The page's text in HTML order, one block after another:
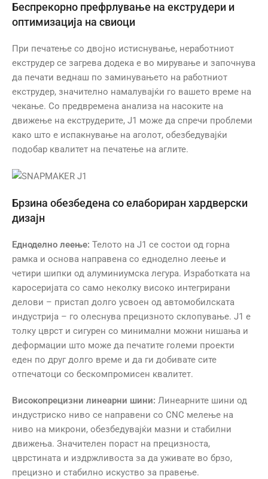
Беспрекорно префрлување на екструдери и
оптимизација на свиоци
При печатење со двојно истиснување, неработниот
екструдер се загрева додека е во мирување и започнува
да печати веднаш по заминувањето на работниот
екструдер, значително намалувајќи го вашето време на
чекање. Со предвремена анализа на насоките на
движење на екструдерите, J1 може да спречи проблеми
како што е испакнување на аголот, обезбедувајќи
подобар квалитет на печатење на аглите.
Брзина обезбедена со елабориран хардверски
дизајн
Едноделно леење: Телото на J1 се состои од горна
рамка и основа направена со едноделно леење и
четири шипки од алуминиумска легура. Изработката на
каросеријата со само неколку високо интегрирани
делови – пристап долго усвоен од автомобилската
индустрија – го олеснува прецизното склопување. J1 е
толку цврст и сигурен со минимални можни нишања и
деформации што може да печатите големи проекти
еден по друг долго време и да ги добивате сите
отпечатоци со бескомпромисен квалитет.
Високопрецизни линеарни шини: Линеарните шини од
индустриско ниво се направени со CNC мелење на
ниво на микрони, обезбедувајќи мазни и стабилни
движења. Значителен пораст на прецизноста,
цврстината и издржливоста за да уживате во брзо,
прецизно и стабилно искуство за правење.